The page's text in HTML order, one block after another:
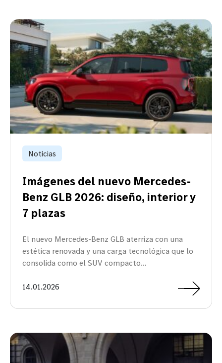
Noticias
Imágenes del nuevo Mercedes-
Benz GLB 2026: diseño, interior y
7 plazas
El nuevo Mercedes-Benz GLB aterriza con una
estética renovada y una carga tecnológica que lo
consolida como el SUV compacto…
14.01.2026